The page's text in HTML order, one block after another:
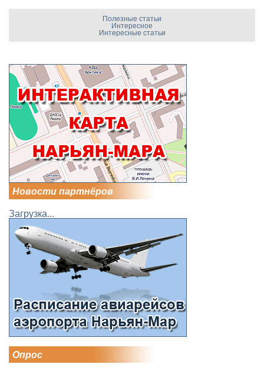
Полезные статьи
Интересное
Интересные статьи
Новости партнёров
Загрузка...
Опрос